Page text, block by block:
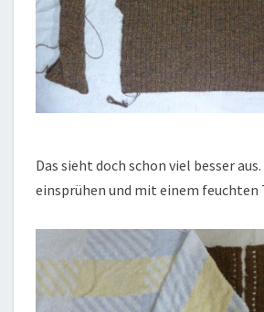
Das sieht doch schon viel besser
einsprühen und mit einem feuchten